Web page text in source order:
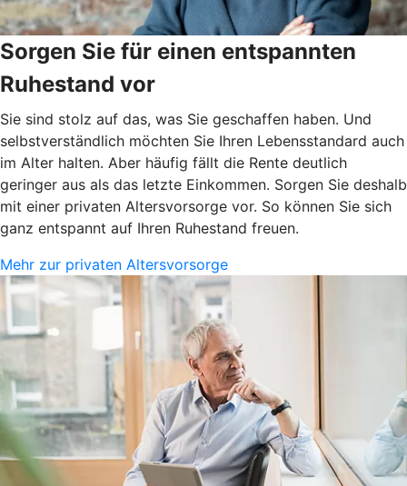
Sorgen Sie für einen entspannten
Ruhestand vor
Sie sind stolz auf das, was Sie geschaffen haben. Und
selbstverständlich möchten Sie Ihren Lebensstandard auch
im Alter halten. Aber häufig fällt die Rente deutlich
geringer aus als das letzte Einkommen. Sorgen Sie deshalb
mit einer privaten Altersvorsorge vor. So können Sie sich
ganz entspannt auf Ihren Ruhestand freuen.
Mehr zur privaten Altersvorsorge